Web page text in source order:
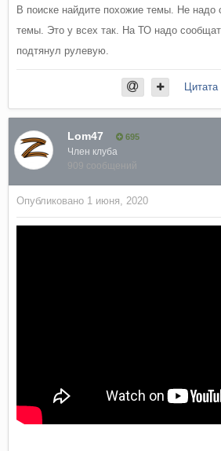
В поиске найдите похожие темы. Не надо
темы. Это у всех так. На ТО надо
подтянул рулевую.
Цитата
Lom47 695
Член клуба
909 сообщений
Опубликовано 1 июня, 2020